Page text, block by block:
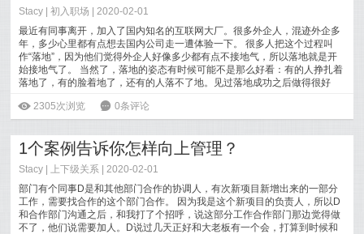
Stacy |初入职场
| 2020-02-01
最近有同事离开，加入了国内知名的互联网大厂。很多外企人，混迹外企多
年，多少心里都有点想去国内公司走一遭体验一下。 很多人把这个过程叫
作“落地”，因为他们觉得外企人好像多少都有点不接地气，所以落地就是开
始接地气了。 当然了，落地的姿态有时候可能不是那么好看：有的人挣扎着
落地了，有的脸着地了，还有的人落不了地。见过落地成功之后做得很好
ė 2305次浏览 6 0条评论
1个案例告诉你怎样向上管理？
Stacy 上下级关系 | 2020-02-01
部门有个同事D是和其他部门合作的协调人，有次新项目新增出来的一部分
工作，需要找合作的这个部门合作。 因为我是这个新项目的负责人，所以D
和合作部门沟通之后，和我打了个招呼，说这部分工作合作部门那边觉得做
不了，他们说需要加人。D说过几天正好和大老板有一个会，打算到时候和